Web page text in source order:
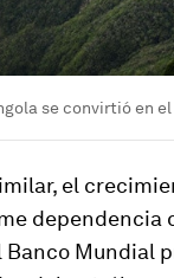
se convirtió en
el
dependencia
Banco Mundial